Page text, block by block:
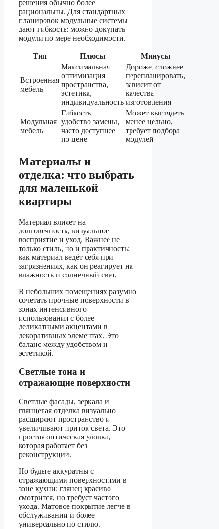
решения обычно более
рациональны. Для стандартных
планировок модульные системы
дают гибкость: можно докупать
модули по мере необходимости.
Тип Плюсы Минусы
Встроенная
мебель
Максимальная
оптимизация
пространства,
эстетика,
индивидуальность
Дороже, сложнее
перепланировать,
зависит от
качества
изготовления
Модульная
мебель
Гибкость,
удобство замены,
часто доступнее
по цене
Может выглядеть
менее цельно,
требует подбора
модулей
Материалы и
отделка: что выбрать
для маленькой
квартиры
Материал влияет на
долговечность, визуальное
восприятие и уход. Важнее не
только стиль, но и практичность:
как материал ведёт себя при
загрязнениях, как он реагирует на
влажность и солнечный свет.
В небольших помещениях разумно
сочетать прочные поверхности в
зонах интенсивного
использования с более
деликатными акцентами в
декоративных элементах. Это
баланс между удобством и
эстетикой.
Светлые тона и
отражающие поверхности
Светлые фасады, зеркала и
глянцевая отделка визуально
расширяют пространство и
увеличивают приток света. Это
простая оптическая уловка,
которая работает без
реконструкции.
Но будьте аккуратны с
отражающими поверхностями в
зоне кухни: глянец красиво
смотрится, но требует частого
ухода. Матовое покрытие легче в
обслуживании и более
универсально по стилю.